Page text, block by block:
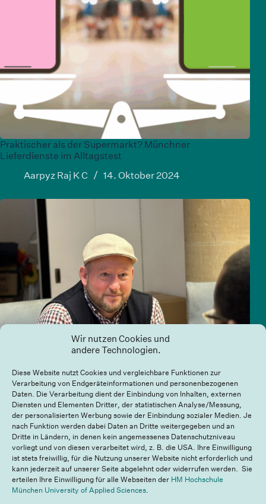
Wir nutzen Cookies und
andere Technologien.
Diese Website nutzt Cookies und vergleichbare Funktionen zur
Verarbeitung von Endgeräteinformationen und personenbezogenen
Daten. Die Verarbeitung dient der Einbindung von Inhalten, externen
Diensten und Elementen Dritter, der statistischen Analyse/Messung,
der personalisierten Werbung sowie der Einbindung sozialer Medien. Je
nach Funktion werden dabei Daten an Dritte weitergegeben und an
Dritte in Ländern, in denen kein angemessenes Datenschutzniveau
vorliegt und von diesen verarbeitet wird, z. B. die USA. Ihre Einwilligung
ist stets freiwillig, für die Nutzung unserer Website nicht erforderlich und
kann jederzeit auf unserer Seite abgelehnt oder widerrufen werden. Sie
erteilen Ihre Einwilligung für alle Webseiten der HM Hochschule
München University of Applied Sciences.
Praktischer als der Supermarkt? Münchner
Lieferdienste im Alltagstest
Aarpyz Raj K C
14. Oktober 2024
Nachhaltige Mobilitätslösungen in München
Mohamed Arshe
16. September 2024